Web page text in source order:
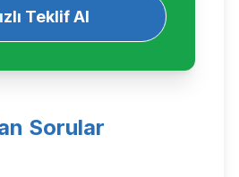
Teklif Al
Sorular